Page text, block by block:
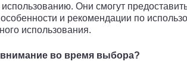
Они смогут
и рекомендации по
использования.
внимание во время выбора?